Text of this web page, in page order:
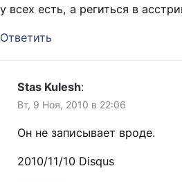
у всех есть, а региться в
Ответить
Stas Kulesh:
Вт, 9 Ноя, 2010 в 22:06
Он не записывает вроде.
2010/11/10 Disqus